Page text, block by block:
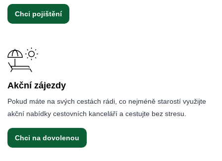
Chci pojištění
Akční zájezdy
Pokud máte na svých cestách rádi, co nejméně starostí využijte
akční nabídky cestovních kanceláří a cestujte bez stresu.
Chci na dovolenou